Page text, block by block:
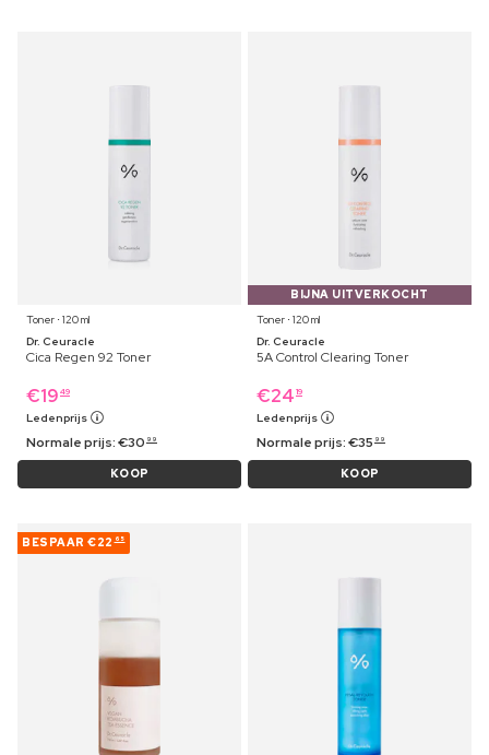
Toner ⋅ 120 ml
Dr. Ceuracle
Cica Regen 92 Toner
€19 49
Ledenprijs
Normale prijs:€30 99
KOOP
BIJNA UITVERKOCHT
Toner ⋅ 120 ml
Dr. Ceuracle
5A Control Clearing Toner
€24 19
Ledenprijs
Normale prijs:€35 99
KOOP
BESPAAR €22 65